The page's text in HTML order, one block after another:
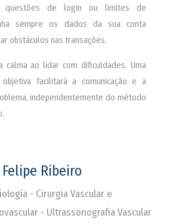
questões de login ou limites de
sempre os dados da sua conta
obstáculos nas transações.
calma ao lidar com dificuldades. Uma
facilitará a comunicação e a
independentemente do método
Felipe Ribeiro
- Cirurgia Vascular e
- Ultrassonografia Vascular